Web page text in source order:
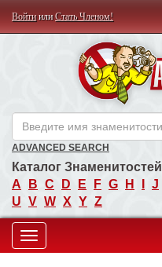
ВойтиилиСтать Членом!
ADVANCED SEARCH
Каталог Знаменитостей
A
B C D E F G H J
U V W X Y Z
Toggle